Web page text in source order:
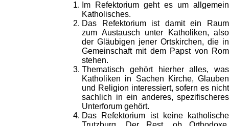
Im Refektorium geht es um allgemein
Katholisches.
Das Refektorium ist damit ein Raum
zum Austausch unter Katholiken, also
der Gläubigen jener Ortskirchen, die in
Gemeinschaft mit dem Papst von Rom
stehen.
Thematisch gehört hierher alles, was
Katholiken in Sachen Kirche, Glauben
und Religion interessiert, sofern es nicht
sachlich in ein anderes, spezifischeres
Unterforum gehört.
Das Refektorium ist keine katholische